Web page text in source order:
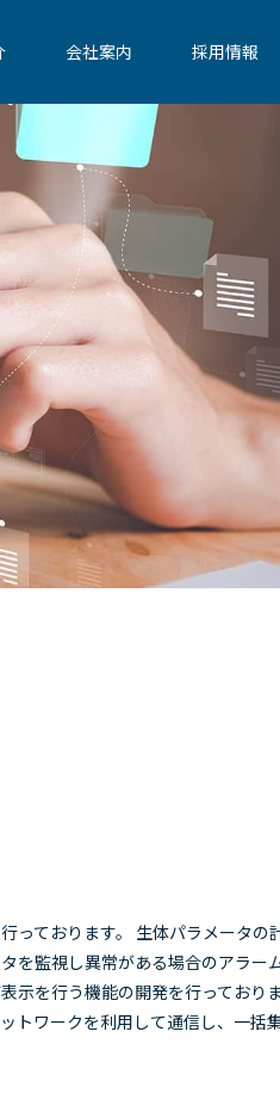
会社案内 採用情報
っております。 生体パラメータの
を監視し異常がある場合のアラー
を行う機能の開発を行っておりま
トワークを利用して通信し、一括